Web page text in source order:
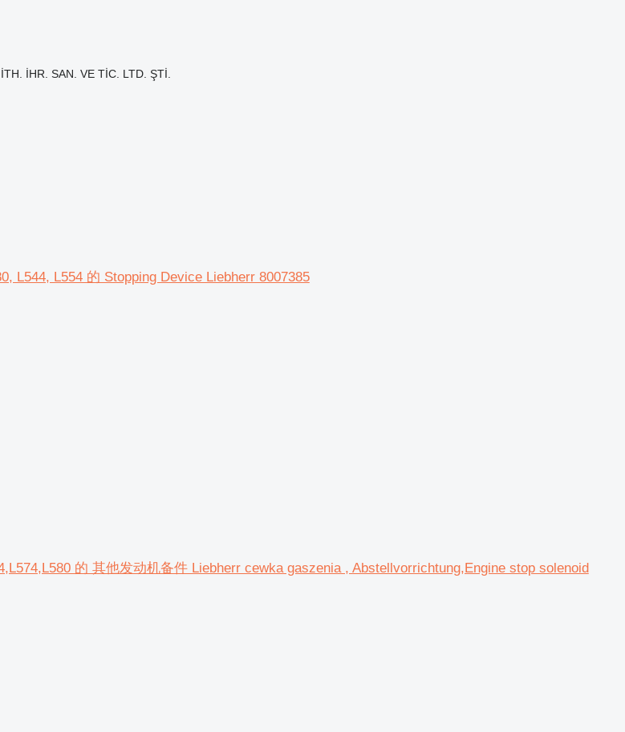
İHR. SAN. VE TİC. LTD. ŞTİ.
L544, L554 的 Stopping Device Liebherr 8007385
的 其他发动机备件 Liebherr cewka gaszenia , Abstellvorrichtung,Engine stop solenoid